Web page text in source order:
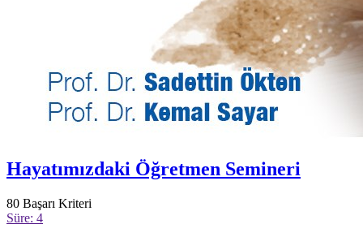
Hayatımızdaki Öğretmen Semineri
80 Başarı Kriteri
Süre: 4